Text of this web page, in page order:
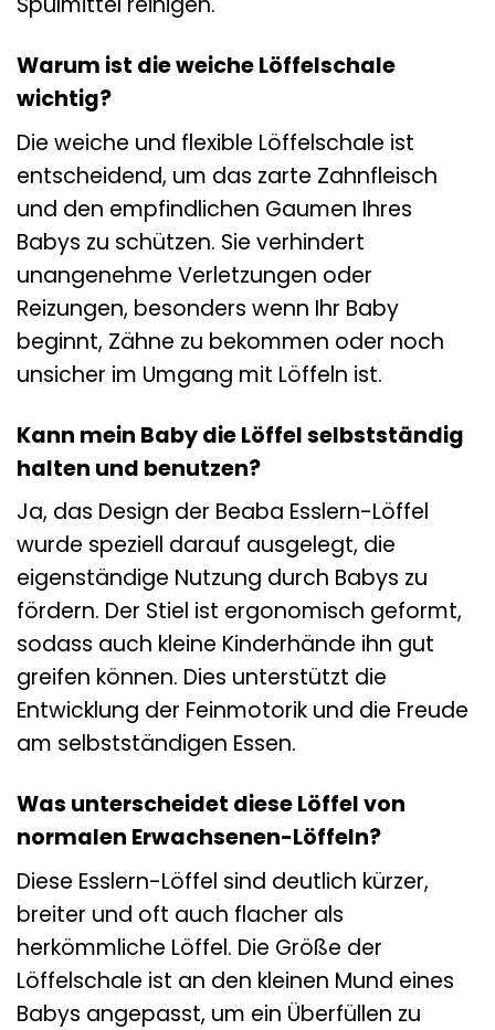
Warum ist die weiche Löffelschale
wichtig?
Die weiche und flexible Löffelschale ist
entscheidend, um das zarte Zahnfleisch
und den empfindlichen Gaumen Ihres
Babys zu schützen. Sie verhindert
unangenehme Verletzungen oder
Reizungen, besonders wenn Ihr Baby
beginnt, Zähne zu bekommen oder noch
unsicher im Umgang mit Löffeln ist.
Kann mein Baby die Löffel selbstständig
halten und benutzen?
Ja, das Design der Beaba Esslern-Löffel
wurde speziell darauf ausgelegt, die
eigenständige Nutzung durch Babys zu
fördern. Der Stiel ist ergonomisch geformt,
sodass auch kleine Kinderhände ihn gut
greifen können. Dies unterstützt die
Entwicklung der Feinmotorik und die Freude
am selbstständigen Essen.
Was unterscheidet diese Löffel von
normalen Erwachsenen-Löffeln?
Diese Esslern-Löffel sind deutlich kürzer,
breiter und oft auch flacher als
herkömmliche Löffel. Die Größe der
Löffelschale ist an den kleinen Mund eines
Babys angepasst, um ein Überfüllen zu